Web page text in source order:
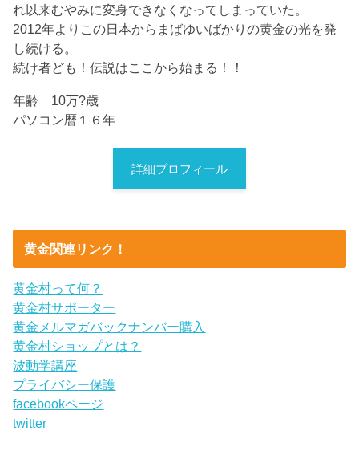
れ以来むやみに変身できなくなってしまっていた。
2012年よりこの日本からまばゆいばかりの黄金の光を発
し続ける。
続け者ども！伝説はここから始まる！！
年齢 10万?歳
パソコン暦１６年
詳細プロフィール
黄金関連リンク！
黄金村って何？
黄金村サポーター
黄金メルマガバックナンバー購入
黄金村ショップとは？
波動学講座
プライバシー保護
facebookページ
twitter